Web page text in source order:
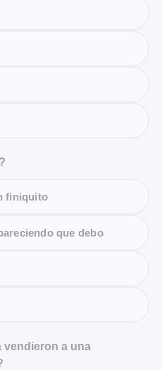
finiquito
que debo
vendieron a una